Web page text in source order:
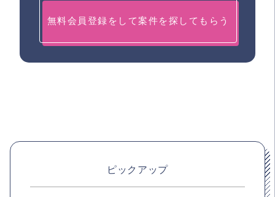
無料会員登録をして案件を探してもらう
ピックアップ